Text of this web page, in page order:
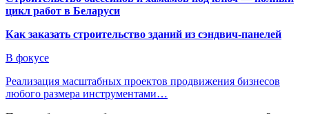
цикл работ в Беларуси
Как заказать строительство зданий из сэндвич-панелей
В фокусе
Реализация масштабных проектов продвижения бизнесов
любого размера инструментами…